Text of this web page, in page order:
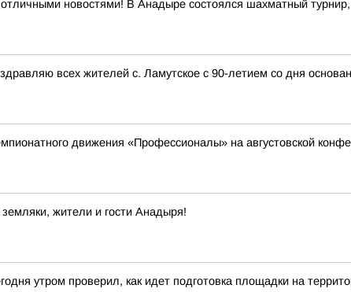
новостями! В Анадыре состоялся шахматный
всех жителей с. Ламутское с 90-летием со дня
движения «Профессионалы» на августовской
жители и гости Анадыря!
утром проверил, как идет подготовка площадки на